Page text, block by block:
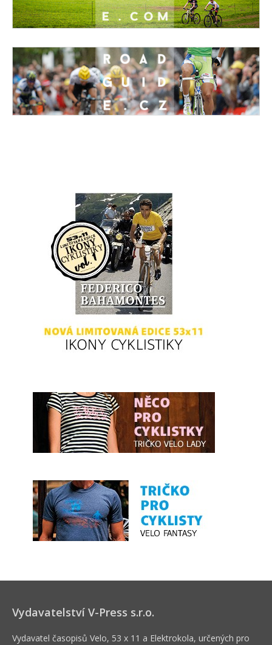
Vydavatelství V-Press s.r.o.
Vydavatel časopisů Velo, 53 x 11 a Elektrokola, určených pro